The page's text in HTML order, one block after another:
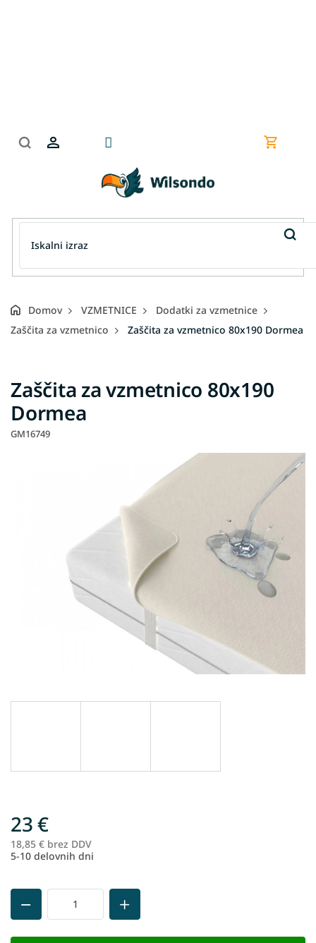
Domov VZMETNICE
Dodatki za vzmetnice
Zaščita za vzmetnico
Zaščita za vzmetnico 80x190 Dormea
Zaščita za vzmetnico 80x190
Dormea
GM16749
23 €
18,85 € brez DDV
5-10 delovnih dni